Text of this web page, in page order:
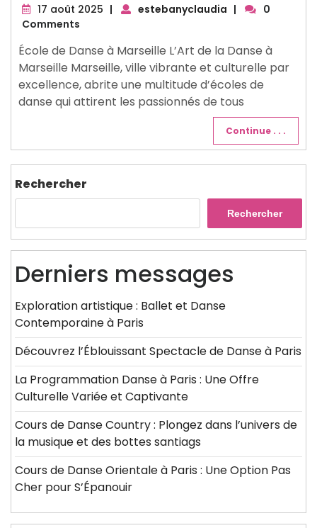
17 août 2025 17| estebanyclaudia |
0
Comments
École de Danse à Marseille L’Art de la Danse à
Marseille Marseille, ville vibrante et culturelle par
excellence, abrite une multitude d’écoles de
danse qui attirent les passionnés de tous
Continue . . .
Rechercher
Rechercher
Derniers messages
Exploration artistique : Ballet et Danse
Contemporaine à Paris
Découvrez l’Éblouissant Spectacle de Danse à Paris
La Programmation Danse à Paris : Une Offre
Culturelle Variée et Captivante
Cours de Danse Country : Plongez dans l’univers de
la musique et des bottes santiags
Cours de Danse Orientale à Paris : Une Option Pas
Cher pour S’Épanouir